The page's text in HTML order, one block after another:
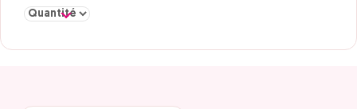
Sélectionner la quantité pour Aventure journée